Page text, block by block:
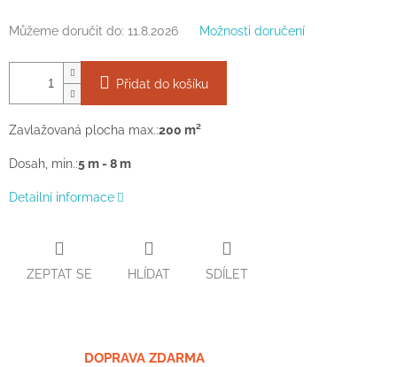
Můžeme doručit do: 11.8.2026 Možnosti doručení
Přidat do košíku
Zavlažovaná plocha max.:200 m²
Dosah, min.:5 m - 8 m
Detailní informace
ZEPTAT SE HLÍDAT SDÍLET
DOPRAVA ZDARMA